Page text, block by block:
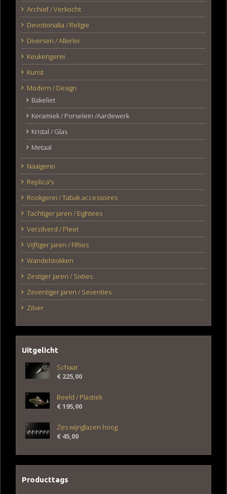
Archief / Verkocht
Devotionalia / Religie
Diversen / Allerlei
Keukengerei
Kunst
Modern / Design
Bakeliet
Keramiek / Porselein /Aardewerk
Kristal / Glas
Metaal
Naaigerei
Replica's
Rookgerei / Tabak accessoires
Tachtiger jaren / Eightees
Verzilverd / Pleet
Vijftiger jaren / Fifties
Wandelstokken
Zestiger jaren / Sixties
Zeventiger jaren / Seventies
Zilver
Uitgelicht
Schaar
€ 225,00
Beeld / Plastiek
€195,00
Zes wijnglazen hoog
€ 45,00
Producttags